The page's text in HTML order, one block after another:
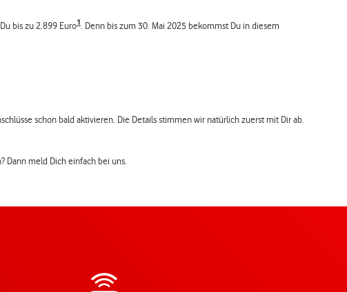
bis zu 2.899 Euro1 . Denn bis zum 30. Mai 2025 bekommst Du in diesem
schon bald aktivieren. Die Details stimmen wir natürlich zuerst mit Dir ab.
Dann meld Dich einfach bei uns.